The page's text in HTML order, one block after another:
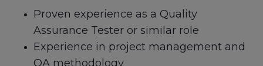
Proven experience as a Quality
Assurance Tester or similar role
Experience in project management and
QA methodology